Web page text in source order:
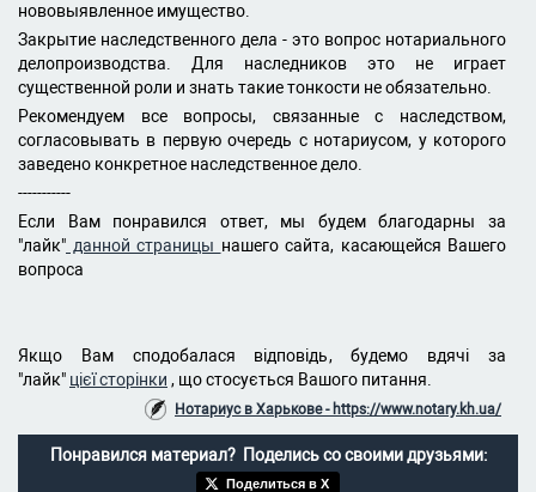
нововыявленное имущество.
Закрытие наследственного дела - это вопрос нотариального
делопроизводства. Для наследников это не играет
существенной роли и знать такие тонкости не обязательно.
Рекомендуем все вопросы, связанные с наследством,
согласовывать в первую очередь с нотариусом, у которого
заведено конкретное наследственное дело.
-----------
Если Вам понравился ответ, мы будем благодарны за
"лайк" данной страницы нашего сайта, касающейся Вашего
вопроса
Якщо Вам сподобалася відповідь, будемо вдячі за
"лайк" цієї сторінки , що стосується Вашого питання.
Нотариус в Харькове - https://www.notary.kh.ua/
Понравился материал? Поделись со своими друзьями:
Поделиться в X